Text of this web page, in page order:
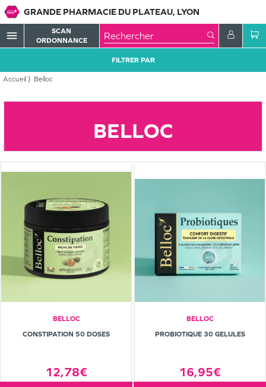
GRANDE PHARMACIE DU PLATEAU, LYON
menu
SCAN
ORDONNANCE
Accueil Belloc
FILTRER PAR
BELLOC
BELLOC
CONSTIPATION 50 DOSES
12,78€
BELLOC
PROBIOTIQUE 30 GELULES
16,95€